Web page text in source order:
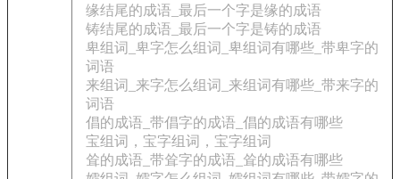
缘结尾的成语_最后一个字是缘的成语
铸结尾的成语_最后一个字是铸的成语
卑组词_卑字怎么组词_卑组词有哪些_带卑字的
词语
来组词_来字怎么组词_来组词有哪些_带来字的
词语
倡的成语_带倡字的成语_倡的成语有哪些
宝组词，宝字组词，宝字组词
耸的成语_带耸字的成语_耸的成语有哪些